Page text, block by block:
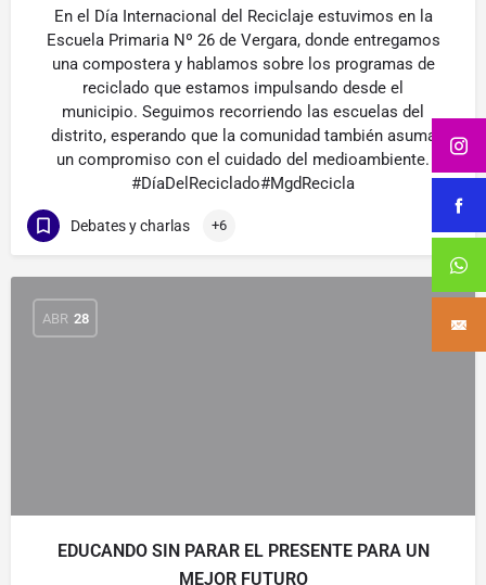
En el Día Internacional del Reciclaje estuvimos en la
Escuela Primaria Nº 26 de Vergara, donde entregamos
una compostera y hablamos sobre los programas de
reciclado que estamos impulsando desde el
municipio. Seguimos recorriendo las escuelas del
distrito, esperando que la comunidad también asuma
un compromiso con el cuidado del medioambiente.
#DíaDelReciclado#MgdRecicla
Debates y charlas +6
ABR 28
EDUCANDO SIN PARAR EL PRESENTE PARA UN
MEJOR FUTURO